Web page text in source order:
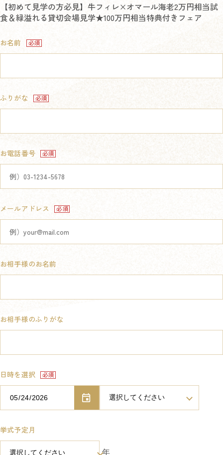
【初めて見学の方必見】牛フィレ×オマール海老2万円相当試
食＆緑溢れる貸切会場見学★100万円相当特典付きフェア
お名前
ふりがな
お電話番号
メールアドレス
お相手様のお名前
お相手様のふりがな
日時を選択
挙式予定月
年